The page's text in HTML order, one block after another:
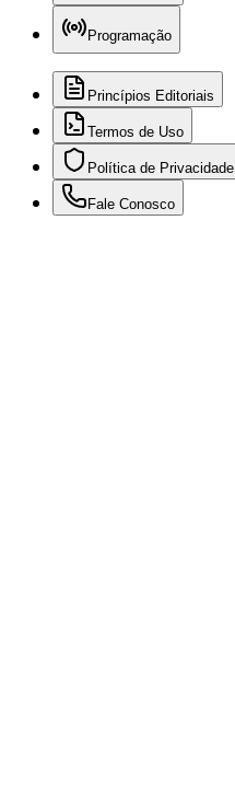
Programação
Princípios Editoriais
Termos de Uso
Política de Privacidade
Fale Conosco